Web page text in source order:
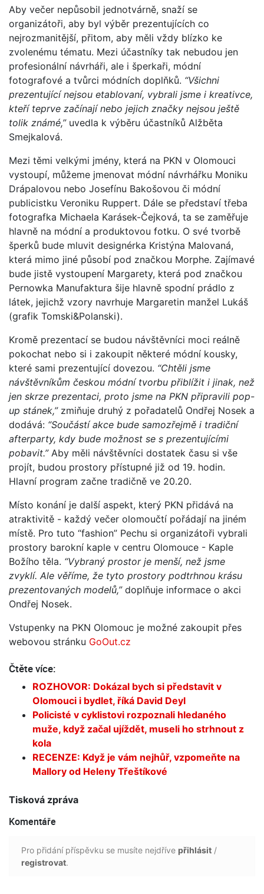
Aby večer nepůsobil jednotvárně, snaží se
organizátoři, aby byl výběr prezentujících co
nejrozmanitější, přitom, aby měli vždy blízko ke
zvolenému tématu. Mezi účastníky tak nebudou jen
profesionální návrháři, ale i šperkaři, módní
fotografové a tvůrci módních doplňků. “Všichni
prezentující nejsou etablovaní, vybrali jsme i kreativce,
kteří teprve začínají nebo jejich značky nejsou ještě
tolik známé,”uvedla k výběru účastníků Alžběta
Smejkalová.
Mezi těmi velkými jmény, která na PKN v Olomouci
vystoupí, můžeme jmenovat módní návrhářku Moniku
Drápalovou nebo Josefínu Bakošovou či módní
publicistku Veroniku Ruppert. Dále se představí třeba
fotografka Michaela Karásek-Čejková, ta se zaměřuje
hlavně na módní a produktovou fotku. O své tvorbě
šperků bude mluvit designérka Kristýna Malovaná,
která mimo jiné působí pod značkou Morphe. Zajímavé
bude jistě vystoupení Margarety, která pod značkou
Pernowka Manufaktura šije hlavně spodní prádlo z
látek, jejichž vzory navrhuje Margaretin manžel Lukáš
(grafik Tomski&Polanski).
Kromě prezentací se budou návštěvníci moci reálně
pokochat nebo si i zakoupit některé módní kousky,
které sami prezentující dovezou. “Chtěli jsme
návštěvníkům českou módní tvorbu přiblížit i jinak, než
jen skrze prezentaci, proto jsme na PKN připravili pop-
up stánek,”zmiňuje druhý z pořadatelů Ondřej Nosek a
dodává: “Součástí akce bude samozřejmě i tradiční
afterparty, kdy bude možnost se s prezentujícími
pobavit.” Aby měli návštěvníci dostatek času si vše
projít, budou prostory přístupné již od 19. hodin.
Hlavní program začne tradičně ve 20.20.
Místo konání je další aspekt, který PKN přidává na
atraktivitě - každý večer olomoučtí pořádají na jiném
místě. Pro tuto “fashion” Pechu si organizátoři vybrali
prostory barokní kaple v centru Olomouce - Kaple
Božího těla. “Vybraný prostor je menší, než jsme
zvyklí. Ale věříme, že tyto prostory podtrhnou krásu
prezentovaných modelů,” doplňuje informace o akci
Ondřej Nosek.
Vstupenky na PKN Olomouc je možné zakoupit přes
webovou stránku GoOut.cz
Čtěte více:
ROZHOVOR: Dokázal bych si představit v
Olomouci i bydlet, říká David Deyl
Policisté v cyklistovi rozpoznali hledaného
muže, když začal ujíždět, museli ho strhnout z
kola
RECENZE: Když je vám nejhůř, vzpomeňte na
Mallory od Heleny Třeštíkové
Tisková zpráva
Komentáře
Pro přidání příspěvku se musíte nejdříve přihlásit /
registrovat.